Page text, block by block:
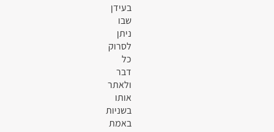
בעידן
שבו
ניתן
לסרוק
כל
דבר
ולאתר
אותו
בשניות
באמת